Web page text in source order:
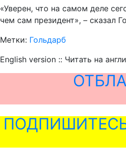
«Уверен, что на самом деле
чем сам президент», – сказал
Метки: Гольдарб
English version :: Читать на